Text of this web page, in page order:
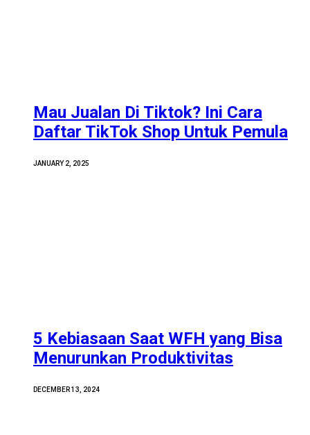
Mau Jualan Di Tiktok? Ini Cara
Daftar TikTok Shop Untuk Pemula
JANUARY 2, 2025
5 Kebiasaan Saat WFH yang Bisa
Menurunkan Produktivitas
DECEMBER 13, 2024